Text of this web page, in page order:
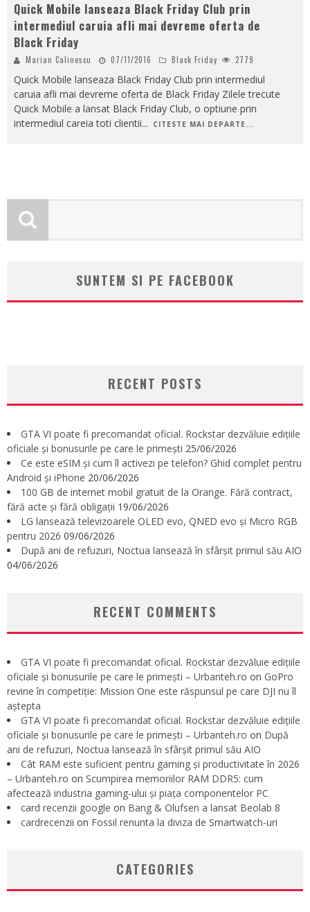
Quick Mobile lanseaza Black Friday Club prin
intermediul caruia afli mai devreme oferta de
Black Friday
Marian Calinescu 07/11/2016 Black Friday 2779
Quick Mobile lanseaza Black Friday Club prin intermediul
caruia afli mai devreme oferta de Black Friday Zilele trecute
Quick Mobile a lansat Black Friday Club, o optiune prin
intermediul careia toti clientii... CITESTE MAI DEPARTE...
SUNTEM SI PE FACEBOOK
RECENT POSTS
GTA VI poate fi precomandat oficial. Rockstar dezvăluie edițiile
oficiale și bonusurile pe care le primești 25/06/2026
Ce este eSIM și cum îl activezi pe telefon? Ghid complet pentru
Android și iPhone 20/06/2026
100 GB de internet mobil gratuit de la Orange. Fără contract,
fără acte și fără obligații 19/06/2026
LG lansează televizoarele OLED evo, QNED evo și Micro RGB
pentru 2026 09/06/2026
După ani de refuzuri, Noctua lansează în sfârșit primul său AIO
04/06/2026
RECENT COMMENTS
GTA VI poate fi precomandat oficial. Rockstar dezvăluie edițiile
oficiale și bonusurile pe care le primești – Urbanteh.ro on GoPro
revine în competiție: Mission One este răspunsul pe care DJI nu îl
aștepta
GTA VI poate fi precomandat oficial. Rockstar dezvăluie edițiile
oficiale și bonusurile pe care le primești – Urbanteh.ro on După
ani de refuzuri, Noctua lansează în sfârșit primul său AIO
Cât RAM este suficient pentru gaming și productivitate în 2026
– Urbanteh.ro on Scumpirea memoriilor RAM DDR5: cum
afectează industria gaming-ului și piața componentelor PC
card recenzii google on Bang & Olufsen a lansat Beolab 8
cardrecenzii on Fossil renunta la diviza de Smartwatch-uri
CATEGORIES